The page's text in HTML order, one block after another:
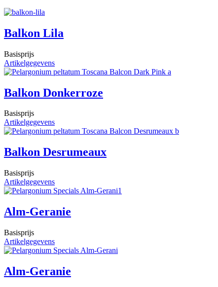
Balkon Lila
Basisprijs
Artikelgegevens
Balkon Donkerroze
Basisprijs
Artikelgegevens
Balkon Desrumeaux
Basisprijs
Artikelgegevens
Alm-Geranie
Basisprijs
Artikelgegevens
Alm-Geranie